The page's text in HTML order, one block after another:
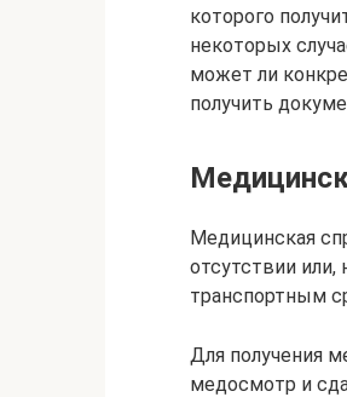
которого
некоторых
может ли
получить
Медицинская
отсутствии или,
транспортным
Для получения
медосмотр и